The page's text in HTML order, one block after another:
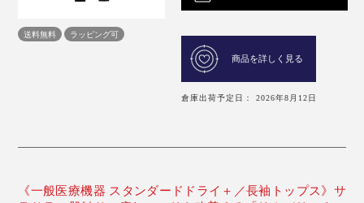
送料無料 ラッピング可
商品を詳しく見る
倉庫出荷予定日： 2026年8月12日
《一般医療機器 スタンダードドライ＋／長袖トップス》サ